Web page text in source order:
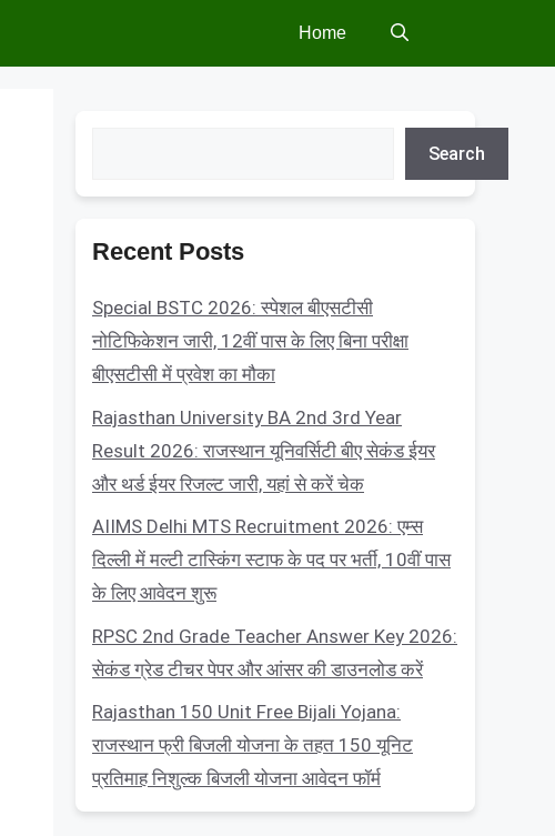
Home
Search
Recent Posts
Special BSTC 2026: स्पेशल बीएसटीसी
नोटिफिकेशन जारी, 12वीं पास के लिए बिना परीक्षा
बीएसटीसी में प्रवेश का मौका
Rajasthan University BA 2nd 3rd Year
Result 2026: राजस्थान यूनिवर्सिटी बीए सेकंड ईयर
और थर्ड ईयर रिजल्ट जारी, यहां से करें चेक
AIIMS Delhi MTS Recruitment 2026: एम्स
दिल्ली में मल्टी टास्किंग स्टाफ के पद पर भर्ती, 10वीं पास
के लिए आवेदन शुरू
RPSC 2nd Grade Teacher Answer Key 2026:
सेकंड ग्रेड टीचर पेपर और आंसर की डाउनलोड करें
Rajasthan 150 Unit Free Bijali Yojana:
राजस्थान फ्री बिजली योजना के तहत 150 यूनिट
प्रतिमाह निशुल्क बिजली योजना आवेदन फॉर्म